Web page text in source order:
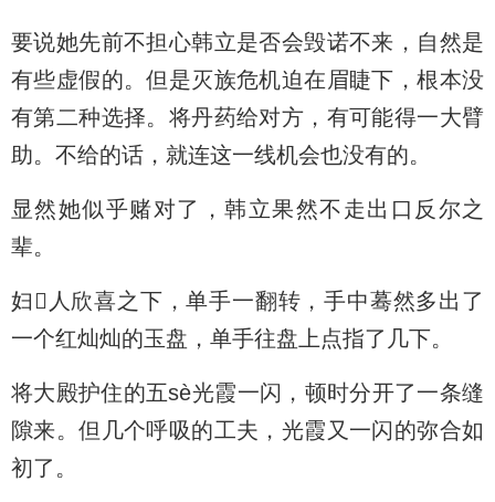
要说她先前不担心韩立是否会毁诺不来，自然是
有些虚假的。但是灭族危机迫在眉睫下，根本没
有第二种选择。将丹药给对方，有可能得一大臂
助。不给的话，就连这一线机会也没有的。
显然她似乎赌对了，韩立果然不走出口反尔之
辈。
妇人欣喜之下，单手一翻转，手中蓦然多出了
一个红灿灿的玉盘，单手往盘上点指了几下。
将大殿护住的五sè光霞一闪，顿时分开了一条缝
隙来。但几个呼吸的工夫，光霞又一闪的弥合如
初了。